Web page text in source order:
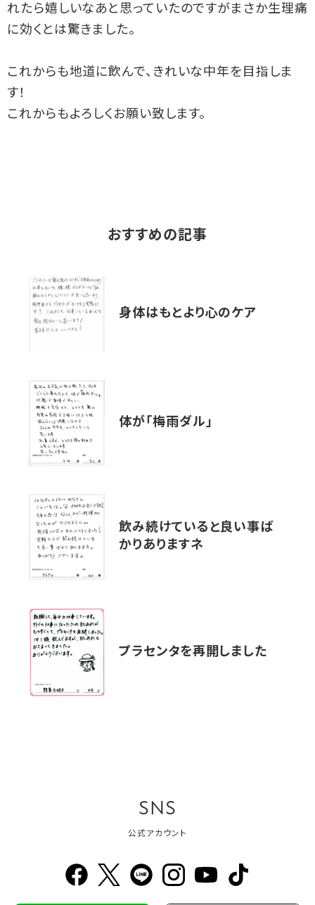
れたら嬉しいなあと思っていたのですがまさか生理痛
に効くとは驚きました。
これからも地道に飲んで、きれいな中年を目指しま
す！
これからもよろしくお願い致します。
おすすめの記事
身体はもとより心のケア
体が「梅雨ダル」
飲み続けていると良い事ば
かりありますネ
プラセンタを再開しました
SNS
公式アカウント